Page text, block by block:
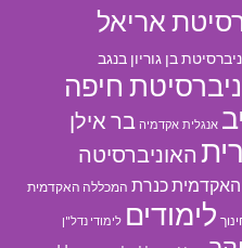
אריאל
בן גוריון בנגב
חיפה
אנגלית אקדמיה בר אילן
האוניברסיטה
כנרת המכללה האקדמית
לימודים לימודי נדל"ן